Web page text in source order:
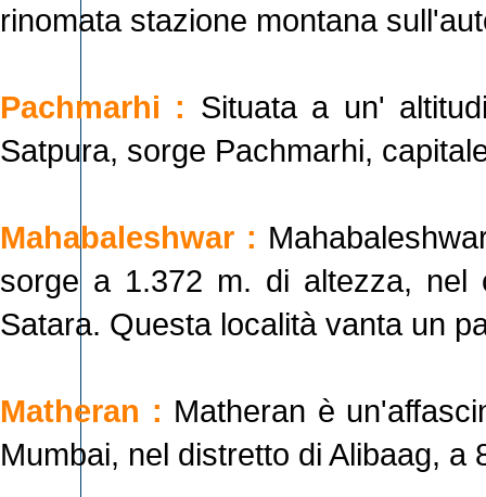
rinomata stazione montana
Pachmarhi : Situata a un'
Satpura, sorge Pachmarhi,
Mahabaleshwar :
sorge a 1.372 m. di altezza, nel
Satara. Questa località vanta un
Matheran : Matheran è
Mumbai, nel distretto di Alibaag, a